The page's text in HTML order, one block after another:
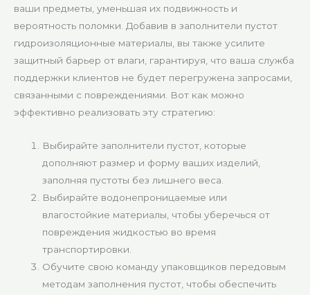
ваши предметы, уменьшая их подвижность и
вероятность поломки. Добавив в заполнители пустот
гидроизоляционные материалы, вы также усилите
защитный барьер от влаги, гарантируя, что ваша служба
поддержки клиентов не будет перегружена запросами,
связанными с повреждениями. Вот как можно
эффективно реализовать эту стратегию:
Выбирайте заполнители пустот, которые
дополняют размер и форму ваших изделий,
заполняя пустоты без лишнего веса.
Выбирайте водонепроницаемые или
влагостойкие материалы, чтобы уберечься от
повреждения жидкостью во время
транспортировки.
Обучите свою команду упаковщиков передовым
методам заполнения пустот, чтобы обеспечить